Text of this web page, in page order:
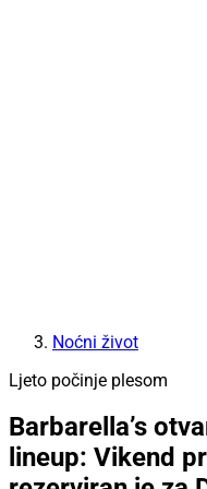
Noćni život
Ljeto počinje plesom
Barbarella’s
lineup: Vikend